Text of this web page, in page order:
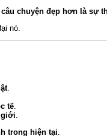
chuyện đẹp hơn là sự
nó.
.
tế
giới
trong hiện tại.